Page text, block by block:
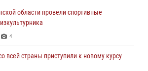
области провели спортивные
4
всей страны приступили к новому курсу